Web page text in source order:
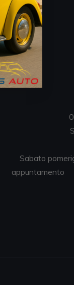
Sabato
Dal 04/
Sabato
appuntamento